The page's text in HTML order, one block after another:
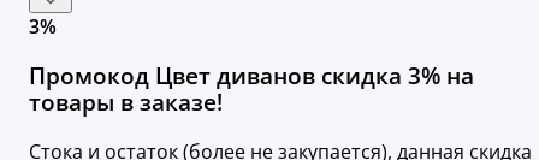
3%
Промокод Цвет диванов скидка 3% на
товары в заказе!
Стока и остаток (более не закупается), данная скидка